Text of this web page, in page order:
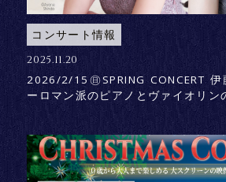
コンサート情報
2025.11.20
2026/2/15㊐SPRING CONCERT
ーロマン派のピアノとヴァイオリン